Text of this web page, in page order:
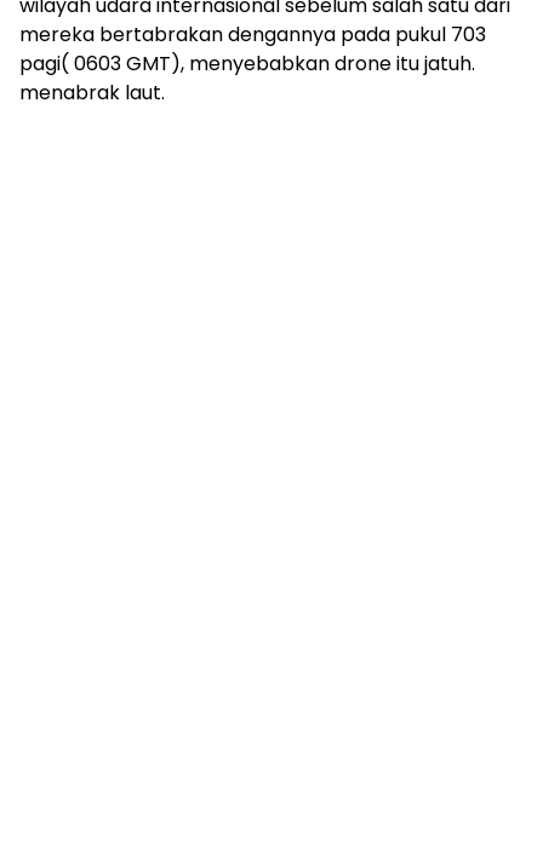
wilayah udara internasional sebelum salah satu dari
mereka bertabrakan dengannya pada pukul 703
pagi( 0603 GMT), menyebabkan drone itu jatuh.
menabrak laut.